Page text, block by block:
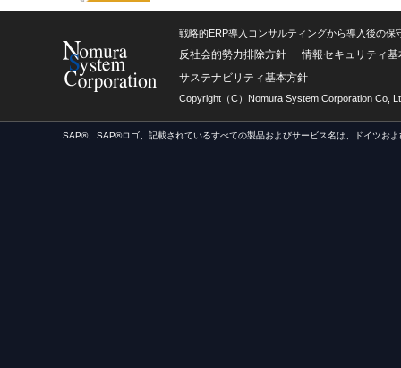
戦略的ERP導入コンサルティングから導入後の
反社会的勢力排除方針
情報セキュリティ基
サステナビリティ基本方針
Copyright（C）Nomura System Corporation Co,
SAP®、SAP®ロゴ、記載されているすべての製品およびサービス名は、ドイツお